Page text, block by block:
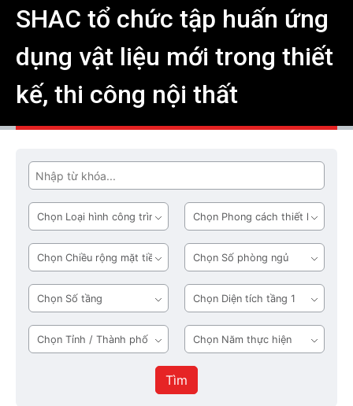
SHAC tổ chức tập huấn ứng
dụng vật liệu mới trong thiết
kế, thi công nội thất
Tìm
Loại
hình
công
trình
Phong
cách
thiết
kế
Chiều
rộng
mặt
tiền
Số
phòng
ngủ
Số
tầng
Diện
tích
tầng
1
Tỉnh
/
Năm
thực
hiện
Tìm